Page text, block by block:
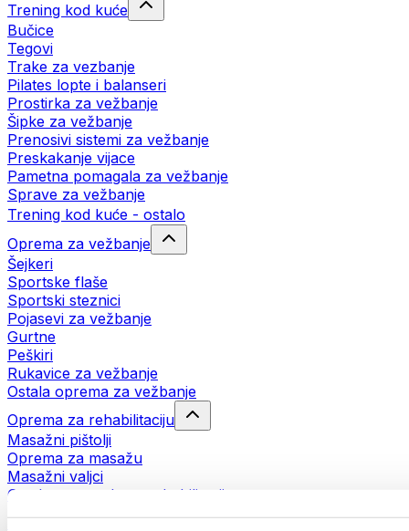
Trening kod kuće
Bučice
Tegovi
Trake za vezbanje
Pilates lopte i balanseri
Prostirka za vežbanje
Šipke za vežbanje
Prenosivi sistemi za vežbanje
Preskakanje vijace
Pametna pomagala za vežbanje
Sprave za vežbanje
Trening kod kuće - ostalo
Oprema za vežbanje
Šejkeri
Sportske flaše
Sportski steznici
Pojasevi za vežbanje
Gurtne
Peškiri
Rukavice za vežbanje
Ostala oprema za vežbanje
Oprema za rehabilitaciju
Masažni pištolji
Oprema za masažu
Masažni valjci
Ostala pomagala za rehabilitaciju
Torbe i rančevi